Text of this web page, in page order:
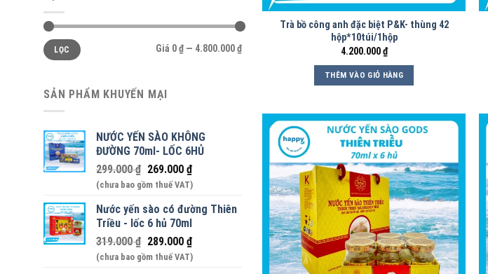
Giá
thấp
nhất
Giá
cao
nhất
LỌC Giá 0 ₫— 4.800.000 ₫
SẢN PHẨM KHUYẾN MẠI
NƯỚC YẾN SÀO KHÔNG
ĐƯỜNG 70ml- LỐC 6HỦ
299.000₫ 269.000 ₫
(chưa bao gồm thuế VAT)
Nước yến sào có đường Thiên
Triều - lốc 6 hủ 70ml
319.000₫ 289.000 ₫
(chưa bao gồm thuế VAT)
Trà bồ công anh đặc biệt P&K- thùng 42
hộp*10túi/1hộp
4.200.000₫
THÊM VÀO GIỎ HÀNG